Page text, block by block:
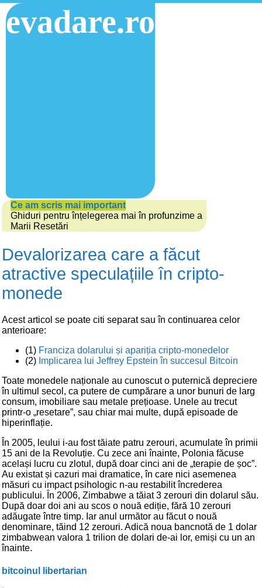
evadare.ro
Ce am scris mai important
Ghiduri pentru înțelegerea mai în profunzime a
Marii Resetări
Devalorizarea care a făcut
atractive speculațiile în cripto-
monede
Acest articol se poate citi separat sau în continuarea celor
anterioare:
(1) Franciza dolarului și apariția cripto-monedelor
(2) Implicarea lui Jeffrey Epstein în succesul Bitcoin
Toate monedele naționale au cunoscut o puternică depreciere
în ultimul secol, ca putere de cumpărare a unor bunuri de larg
consum, imobiliare sau metale prețioase. Unele au trecut
printr-o „resetare”, sau chiar mai multe, după episoade de
hiperinflație.
În 2005, leului i-au fost tăiate patru zerouri, acumulate în primii
15 ani de la Revoluție. Cu zece ani înainte, Polonia făcuse
același lucru cu zlotul, după doar cinci ani de „terapie de șoc”.
Au existat și cazuri mai dramatice, în care nici asemenea
măsuri cu impact psihologic n-au restabilit încrederea
publicului. În 2006, Zimbabwe a tăiat 3 zerouri din dolarul său.
După doar doi ani au scos o nouă ediție, fără 10 zerouri
adăugate între timp. Iar anul următor au făcut o nouă
denominare, tăind 12 zerouri. Adică noua bancnotă de 1 dolar
zimbabwean valora 1 trilion de dolari de-ai lor, emiși cu un an
înainte.
bitcoinul libertarian